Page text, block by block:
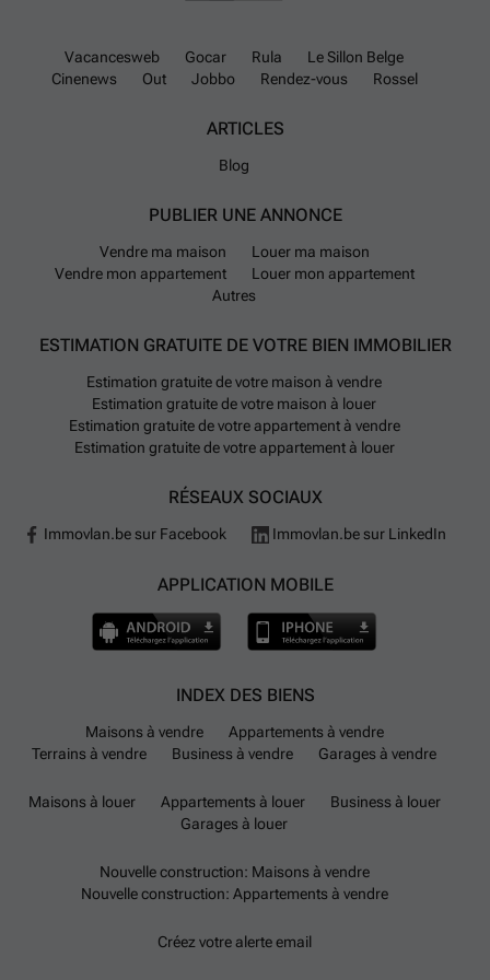
Vacancesweb Gocar Rula
Le Sillon Belge
Cinenews
Out Jobbo Rendez-vous Rossel
ARTICLES
Blog
PUBLIER UNE ANNONCE
Vendre ma maison
Louer ma maison
Vendre mon appartement
Louer mon appartement
Autres
ESTIMATION GRATUITE DE VOTRE BIEN IMMOBILIER
Estimation gratuite de votre maison à vendre
Estimation gratuite de votre maison à louer
Estimation gratuite de votre appartement à vendre
Estimation gratuite de votre appartement à louer
RÉSEAUX SOCIAUX
Immovlan.be sur Facebook Immovlan.be sur LinkedIn
APPLICATION MOBILE
INDEX DES BIENS
Maisons à vendre
Appartements à vendre
Terrains à vendre
Business à vendre Garages à vendre
Maisons à louer Appartements à louer
Business à louer
Garages à louer
Nouvelle construction: Maisons à vendre
Nouvelle construction: Appartements à vendre
Créez votre alerte email